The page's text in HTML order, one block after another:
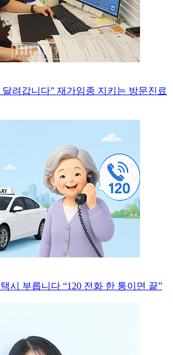
달려갑니다” 재가임종 지키는 방문진료
시 부릅니다 “120 전화 한 통이면 끝”